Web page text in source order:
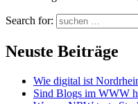
Search for:
Neuste Beiträge
Wie digital ist
Sind Blogs im WWW